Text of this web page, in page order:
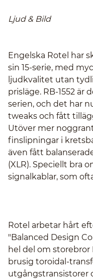
Ljud & Bild
Engelska Rotel har
sin 15-serie, med
ljudkvalitet utan
prisläge. RB-1552
serien, och det har
tweaks och fått
Utöver mer
finslipningar i
även fått
(XLR). Speciellt bra
signalkablar, som
Rotel arbetar hårt
"Balanced Design
hel del om storebror
brusig toroidal-
utgångstransistorer